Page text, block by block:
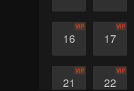
16
VIP
17
VIP
21
VIP
22
VIP